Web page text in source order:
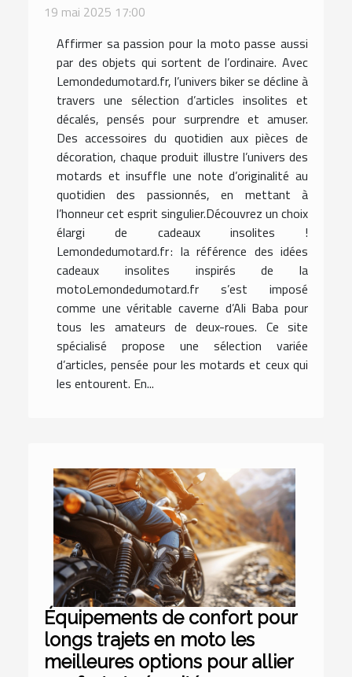
19 mai 2025 17:00
Affirmer sa passion pour la moto passe aussi
par des objets qui sortent de l’ordinaire. Avec
Lemondedumotard.fr, l’univers biker se décline à
travers une sélection d’articles insolites et
décalés, pensés pour surprendre et amuser.
Des accessoires du quotidien aux pièces de
décoration, chaque produit illustre l’univers des
motards et insuffle une note d’originalité au
quotidien des passionnés, en mettant à
l’honneur cet esprit singulier.Découvrez un choix
élargi de cadeaux insolites !
Lemondedumotard.fr : la référence des idées
cadeaux insolites inspirés de la
motoLemondedumotard.fr s’est imposé
comme une véritable caverne d’Ali Baba pour
tous les amateurs de deux-roues. Ce site
spécialisé propose une sélection variée
d’articles, pensée pour les motards et ceux qui
les entourent. En...
Équipements de confort pour
longs trajets en moto les
meilleures options pour allier